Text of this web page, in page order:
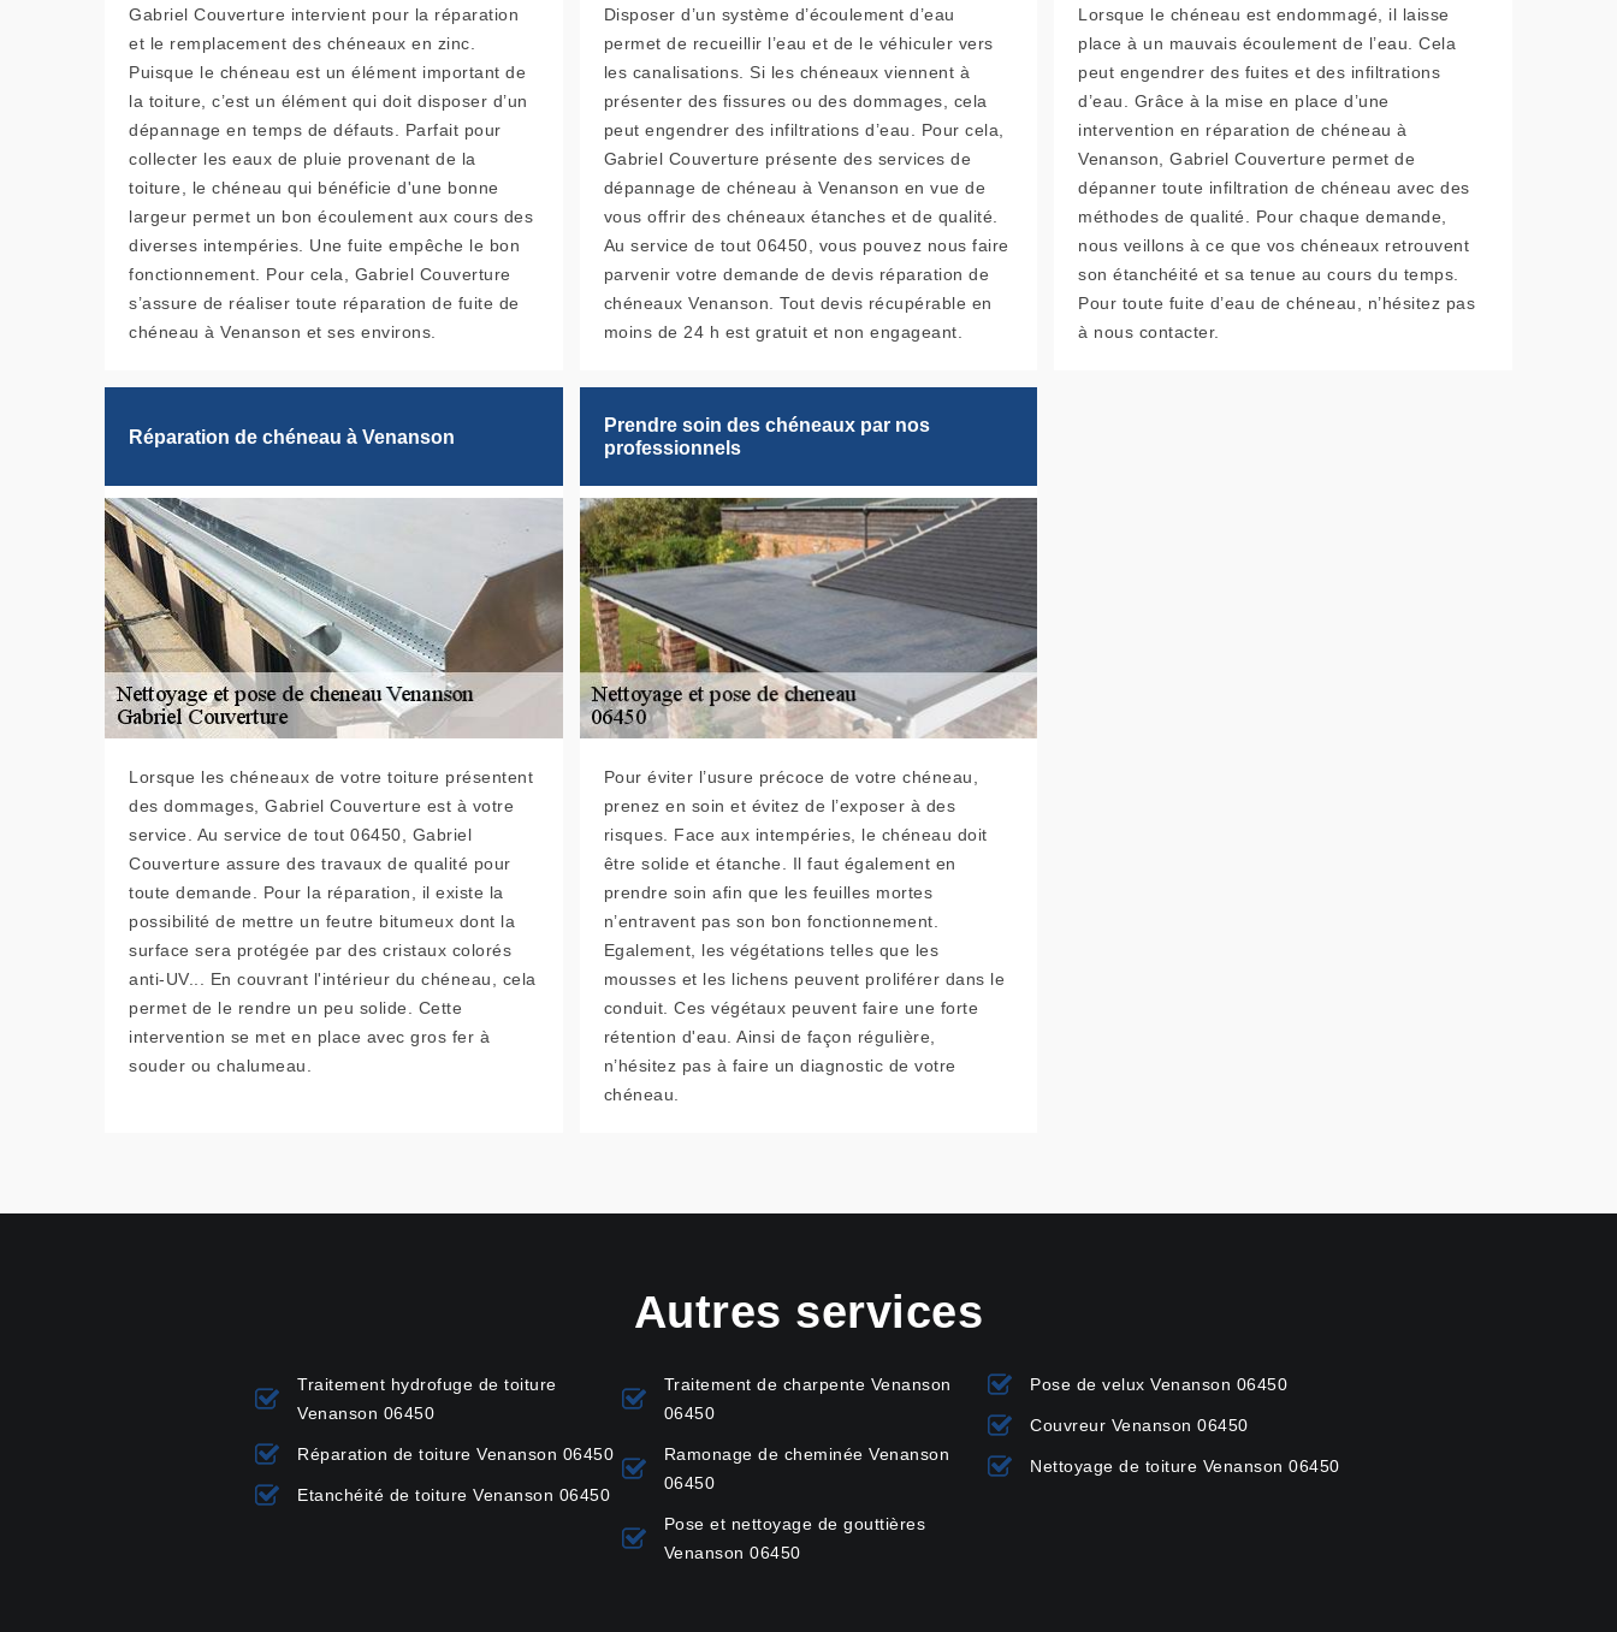
Gabriel Couverture intervient pour la réparation
et le remplacement des chéneaux en zinc.
Puisque le chéneau est un élément important de
la toiture, c’est un élément qui doit disposer d’un
dépannage en temps de défauts. Parfait pour
collecter les eaux de pluie provenant de la
toiture, le chéneau qui bénéficie d'une bonne
largeur permet un bon écoulement aux cours des
diverses intempéries. Une fuite empêche le bon
fonctionnement. Pour cela, Gabriel Couverture
s’assure de réaliser toute réparation de fuite de
chéneau à Venanson et ses environs.
Disposer d’un système d’écoulement d’eau
permet de recueillir l’eau et de le véhiculer vers
les canalisations. Si les chéneaux viennent à
présenter des fissures ou des dommages, cela
peut engendrer des infiltrations d’eau. Pour cela,
Gabriel Couverture présente des services de
dépannage de chéneau à Venanson en vue de
vous offrir des chéneaux étanches et de qualité.
Au service de tout 06450, vous pouvez nous faire
parvenir votre demande de devis réparation de
chéneaux Venanson. Tout devis récupérable en
moins de 24 h est gratuit et non engageant.
Lorsque le chéneau est endommagé, il laisse
place à un mauvais écoulement de l’eau. Cela
peut engendrer des fuites et des infiltrations
d’eau. Grâce à la mise en place d’une
intervention en réparation de chéneau à
Venanson, Gabriel Couverture permet de
dépanner toute infiltration de chéneau avec des
méthodes de qualité. Pour chaque demande,
nous veillons à ce que vos chéneaux retrouvent
son étanchéité et sa tenue au cours du temps.
Pour toute fuite d’eau de chéneau, n’hésitez pas
à nous contacter.
Réparation de chéneau à Venanson
Lorsque les chéneaux de votre toiture présentent
des dommages, Gabriel Couverture est à votre
service. Au service de tout 06450, Gabriel
Couverture assure des travaux de qualité pour
toute demande. Pour la réparation, il existe la
possibilité de mettre un feutre bitumeux dont la
surface sera protégée par des cristaux colorés
anti-UV... En couvrant l'intérieur du chéneau, cela
permet de le rendre un peu solide. Cette
intervention se met en place avec gros fer à
souder ou chalumeau.
Prendre soin des chéneaux par nos
professionnels
Pour éviter l’usure précoce de votre chéneau,
prenez en soin et évitez de l’exposer à des
risques. Face aux intempéries, le chéneau doit
être solide et étanche. Il faut également en
prendre soin afin que les feuilles mortes
n’entravent pas son bon fonctionnement.
Egalement, les végétations telles que les
mousses et les lichens peuvent proliférer dans le
conduit. Ces végétaux peuvent faire une forte
rétention d'eau. Ainsi de façon régulière,
n’hésitez pas à faire un diagnostic de votre
chéneau.
Autres services
Traitement hydrofuge de toiture
Venanson 06450
Réparation de toiture Venanson 06450
Etanchéité de toiture Venanson 06450
Traitement de charpente Venanson
06450
Ramonage de cheminée Venanson
06450
Pose et nettoyage de gouttières
Venanson 06450
Pose de velux Venanson 06450
Couvreur Venanson 06450
Nettoyage de toiture Venanson 06450